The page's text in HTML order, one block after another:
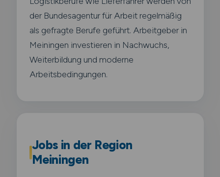
der Bundesagentur für Arbeit regelmäßig
als gefragte Berufe geführt. Arbeitgeber in
Meiningen investieren in Nachwuchs,
Weiterbildung und moderne
Arbeitsbedingungen.
Jobs in der Region
Meiningen